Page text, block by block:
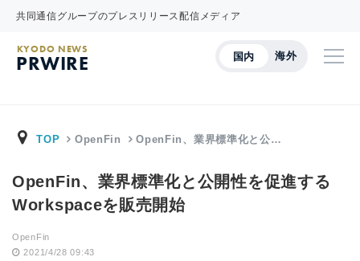
共同通信グループのプレスリリース配信メディア
国内 海外
KYODO NEWS
PRWIRE
TOP OpenFin OpenFin、業界標準化と公…
OpenFin、業界標準化と公開性を促進する
Workspaceを販売開始
OpenFin
2021/4/28 09:43